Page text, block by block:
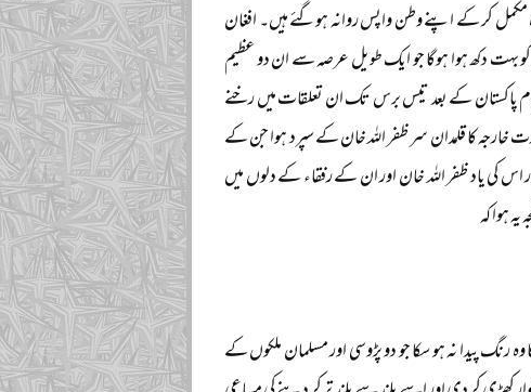
مکمل کر کے اپنے وطن واپس روانہ ہوگئے ہیں۔ افغان
بہت دکھ ہوا ہوگا جو ایک طویل عرصہ سے ان دو عظیم
قیام پاکستان کے بعد تیس برس تک ان تعلقات میں رخنے
خارجہ کا قلمدان سر ظفر اللہ خان کے سپرد ہوا جن کے
اس کی یاد ظفر اللہ خان اور ان کے رفقاء کے دلوں میں
ہوا کہ
پیدا نہ ہو سکا جو دو پڑوسی اور مسلمان ملکوں کے